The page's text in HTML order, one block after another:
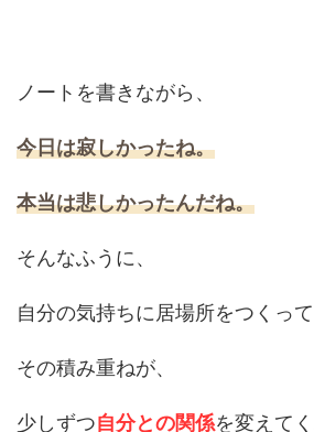
ノートを書きながら、
今日は寂しかったね。
本当は悲しかったんだね。
そんなふうに、
自分の気持ちに居場所をつくって
その積み重ねが、
少しずつ自分との関係を変えて